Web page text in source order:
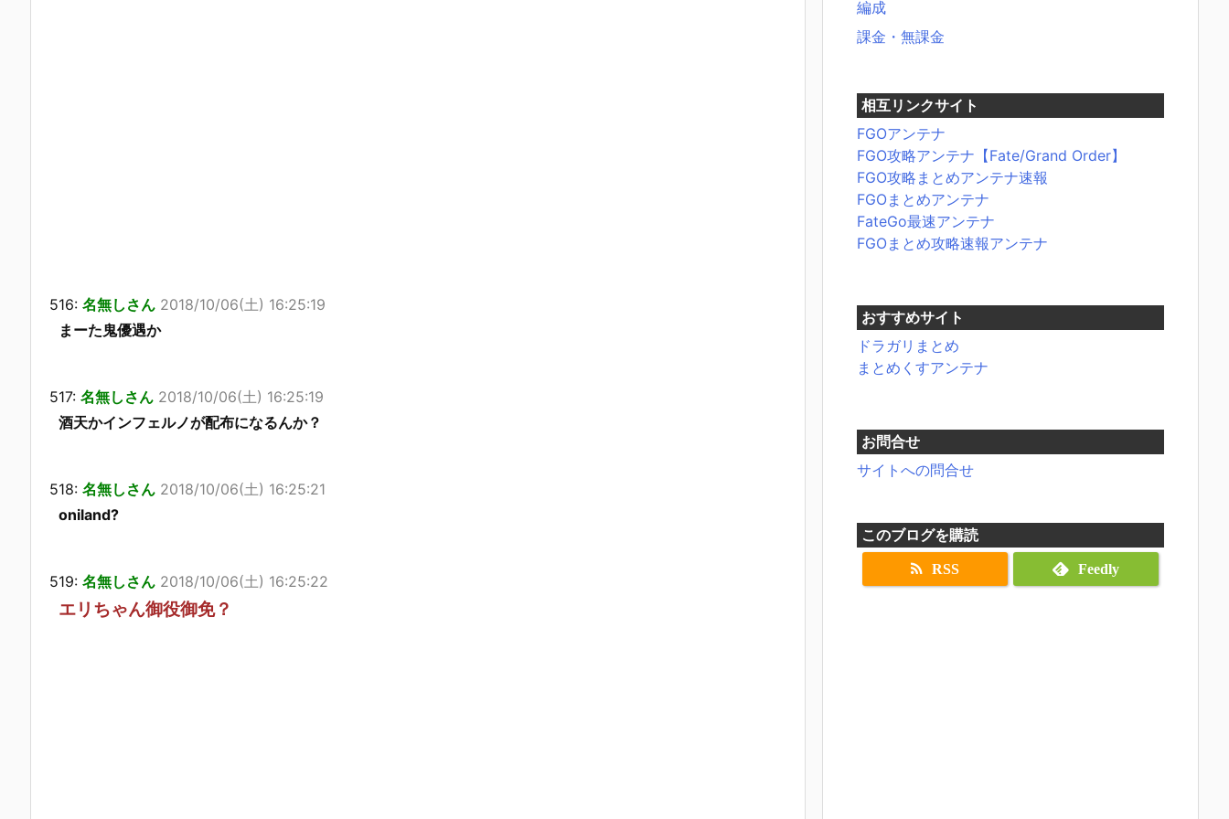
516: 名無しさん 2018/10/06(土) 16:25:19
まーた鬼優遇か
517: 名無しさん 2018/10/06(土) 16:25:19
酒天かインフェルノが配布になるんか？
518: 名無しさん 2018/10/06(土) 16:25:21
oniland?
519: 名無しさん 2018/10/06(土) 16:25:22
エリちゃん御役御免？
編成
課金・無課金
相互リンクサイト
FGOアンテナ
FGO攻略アンテナ【Fate/Grand Order】
FGO攻略まとめアンテナ速報
FGOまとめアンテナ
FateGo最速アンテナ
FGOまとめ攻略速報アンテナ
おすすめサイト
ドラガリまとめ
まとめくすアンテナ
お問合せ
サイトへの問合せ
このブログを購読
RSS Feedly